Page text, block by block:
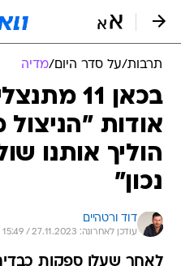
תרבות/על סדר היום/מדיה
בכאן 11
אודות
הוליך אותנו
נכון"
דוד ורטהיים
עודכן לאחרונה: 27.11.2023 / 15:49
לאחר שעלו ספקות